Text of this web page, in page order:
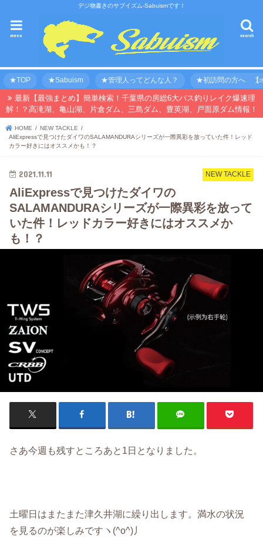
デジ物書きのサブイズム-Sabuismです！
search
menu
★TOP ★Sabuism ★管理人ってどんな人？ ★初訪問の方へ 【
最新【最強まとめ】簡単検索！千葉県の房総6大バス釣りレイク爆速理
解！？高滝湖、亀山湖、片倉ダム、三島ダム、豊英湖、戸面原ダム情報！
HOME
NEW TACKLE
AliExpressで見つけたダイワのSALAMANDURAシリーズが一際異彩を放っていた件！レッド
カラー好きにはオススメかも！？
NEW TACKLE
2021.11.11
AliExpressで見つけたダイワの
SALAMANDURAシリーズが一際異彩を放って
いた件！レッドカラー好きにはオススメか
も！？
さあ今週も残すところあと1日となりました。
土曜日はまたまた津久井湖に繰り出します。満水の状況
を見るのが楽しみですヽ(^o^)丿